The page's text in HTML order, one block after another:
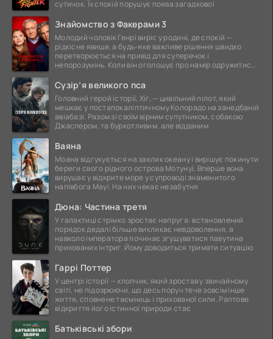
сутичок. Їх спокій порушує поява загадкової
Знайомство з Факерами 3
Молодий чоловік Генрі виріс у родині, де спокій —
рідкісне явище, а будь-яке важливе рішення швидко
перетворюється на привід для суперечок і
непорозумінь. Коли він оголошує про намір одружитися,
Сузір’я великого пса
Головний герой історії, Хіг, — цивільний пілот, який
мешкає у постапокаліптичному Колорадо на занедбаній
авіабазі. Разом зі своїм вірним супутником, собакою
Джаспером, та буркотливим, але відданим
Ваяна
Моана відгукується на заклик океану і вирішує покинути
береги свого рідного острова Мотунуї. Вперше вона
вирушає у відкрите море у супроводі знаменитого
напівбога Мауї. На них чекає незабутня
Дюна: Частина третя
У галактиці стрімко зростає напруга: встановлений
порядок дедалі більше викликає невдоволення, а
навколо імператора починає згущуватися павутина
прихованих інтриг. Йому доводиться тримати ситуацію
Гаррі Поттер
У центрі історії — хлопчик, який зростав у звичайному
світі, не підозрюючи, що десь поруч тече зовсім інше
життя, сповнене таємниць і прихованої сили. Раптове
відкриття його істинної природи стає
Батьківські збори